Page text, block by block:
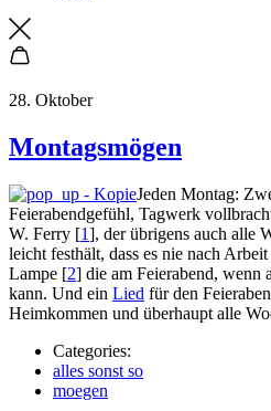
28. Oktober
Montagsmögen
Jeden Montag:
Feierabendgefühl, Tagwerk
W. Ferry [1], der übrigens auch alle
leicht festhält, dass es nie nach
Lampe [2] die am Feierabend, wenn
kann. Und ein Lied für den
Heimkommen und überhaupt alle
Categories:
alles sonst so
moegen